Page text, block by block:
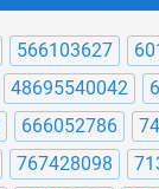
566103627
48695540042
666052786
767428098